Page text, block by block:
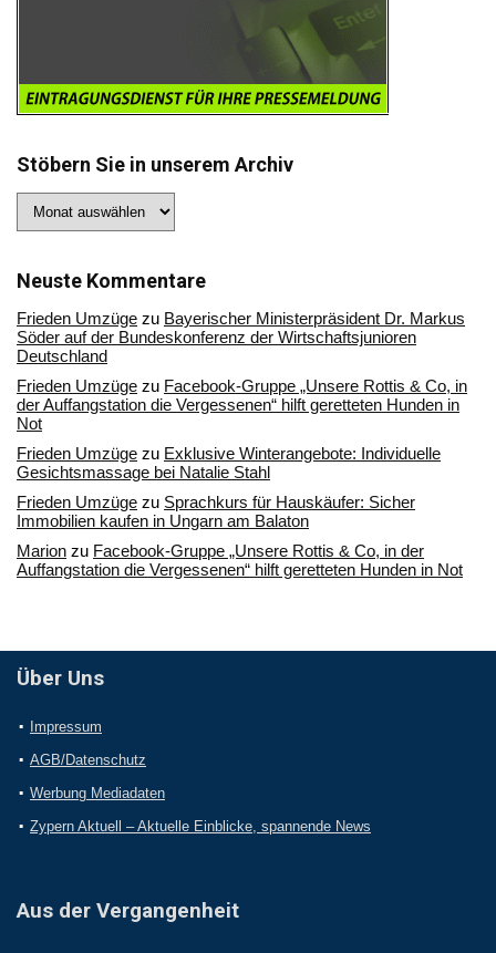
Stöbern Sie in unserem Archiv
Sie
Archiv
Neuste Kommentare
Frieden Umzüge zu Bayerischer Ministerpräsident Dr. Markus
Söder auf der Bundeskonferenz der Wirtschaftsjunioren
Deutschland
Frieden Umzüge zu Facebook-Gruppe „Unsere Rottis & Co, in
der Auffangstation die Vergessenen“ hilft geretteten Hunden in
Not
Frieden Umzüge zu Exklusive Winterangebote: Individuelle
Gesichtsmassage bei Natalie Stahl
Frieden Umzüge zu Sprachkurs für Hauskäufer: Sicher
Immobilien kaufen in Ungarn am Balaton
Marion zu Facebook-Gruppe „Unsere Rottis & Co, in der
Auffangstation die Vergessenen“ hilft geretteten Hunden in Not
Über Uns
Impressum
AGB/Datenschutz
Werbung Mediadaten
Zypern Aktuell – Aktuelle Einblicke, spannende News
Aus der Vergangenheit